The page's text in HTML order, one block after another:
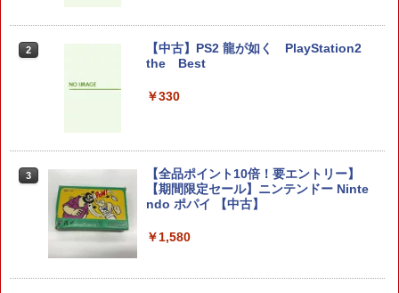
2
【中古】PS2 龍が如く PlayStation2
the Best
￥330
3
【全品ポイント10倍！要エントリー】
【期間限定セール】ニンテンドー Ninte
ndo ポパイ 【中古】
￥1,580